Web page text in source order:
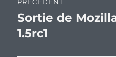
de
l’article
PRÉCÉDENT
Publication
précédente :
Sortie de
1.5rc1